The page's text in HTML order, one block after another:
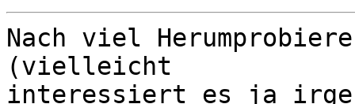
Nach viel
(vielleicht
interessiert es ja